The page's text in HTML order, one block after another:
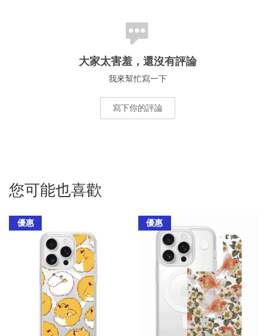
大家太害羞，還沒有評論
我來幫忙寫一下
寫下你的評論
您可能也喜歡
優惠 優惠